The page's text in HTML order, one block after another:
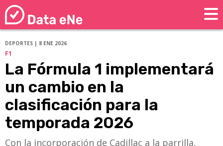
DEPORTES | 8 ENE 2026
F1
La Fórmula 1 implementará
un cambio en la
clasificación para la
temporada 2026
Con la incorporación de Cadillac a la parrilla,